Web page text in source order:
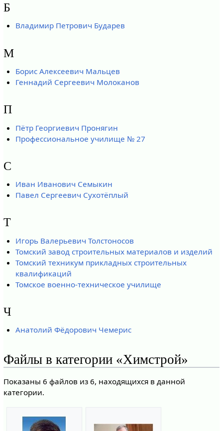
Б
Владимир Петрович Бударев
М
Борис Алексеевич Мальцев
Геннадий Сергеевич Молоканов
П
Пётр Георгиевич Пронягин
Профессиональное училище № 27
С
Иван Иванович Семыкин
Павел Сергеевич Сухотёплый
Т
Игорь Валерьевич Толстоносов
Томский завод строительных материалов и изделий
Томский техникум прикладных строительных
квалификаций
Томское военно-техническое училище
Ч
Анатолий Фёдорович Чемерис
Файлы в категории «Химстрой»
Показаны 6 файлов из 6, находящихся в данной
категории.